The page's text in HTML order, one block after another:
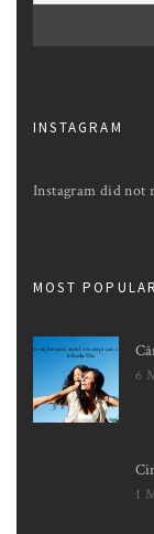
INSTAGRAM
Instagram did not
MOST POPULAR
6
1